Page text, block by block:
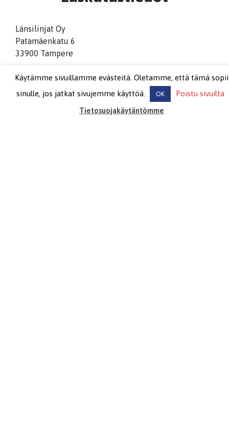
Länsilinjat Oy
Patamäenkatu 6
33900 Tampere
Verkkolaskut
Y-tunnus: 0944671-1 Verkkolaskuosoite:
003709446711 Operaattori: Basware Välittäjäntunnus:
Käytämme sivuillamme evästeitä. Oletamme, että tämä sopii
sinulle, jos jatkat sivujemme käyttöä.
OK
Poistu sivuilta
Tietosuojakäytäntömme